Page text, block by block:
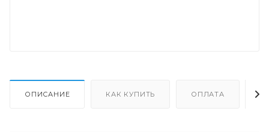
ОПИСАНИЕ КАК КУПИТЬ ОПЛАТА